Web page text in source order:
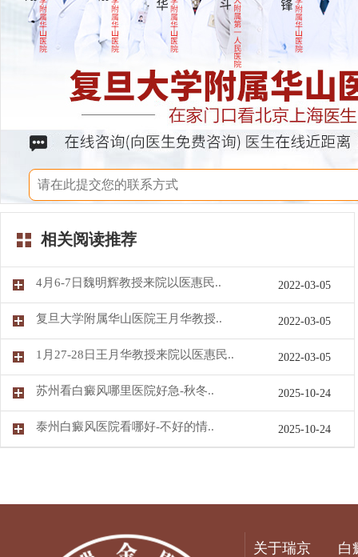
相关阅读推荐
4月6-7日魏明辉教授来院以医惠民.. 2022-03-05
复旦大学附属华山医院王月华教授.. 2022-03-05
1月27-28日王月华教授来院以医惠民.. 2022-03-05
苏州看白癜风哪里医院好急-秋冬.. 2025-10-24
泰州白癜风医院看哪好-不好的情.. 2025-10-24
关于瑞京 白